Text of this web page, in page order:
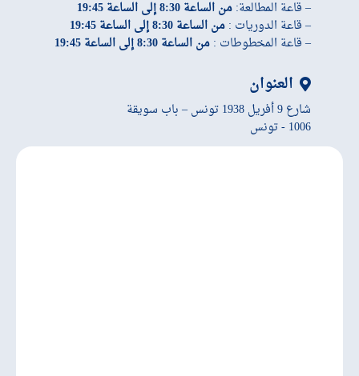
– قاعة المطالعة:من الساعة 8:30 إلى الساعة 19:45
– قاعة الدوريات :من الساعة 8:30 إلى الساعة 19:45
– قاعة المخطوطات :من الساعة 8:30 إلى الساعة 19:45
العنوان
شارع 9 أفريل 1938 تونس – باب سويقة
1006 - تونس